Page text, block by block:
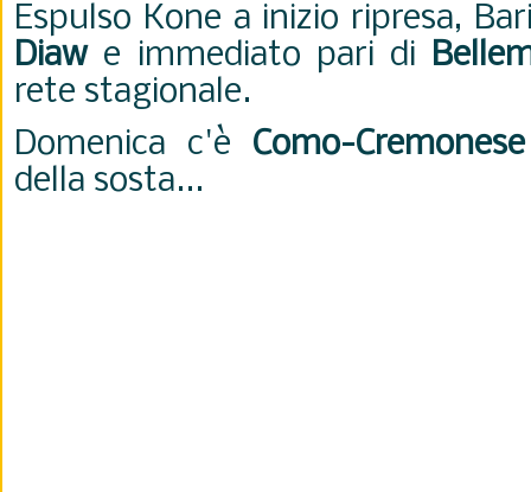
Espulso Kone a inizio ripresa,
Diawe immediato pari di
rete stagionale.
Domenica c'è Como-Cremonese
della sosta...